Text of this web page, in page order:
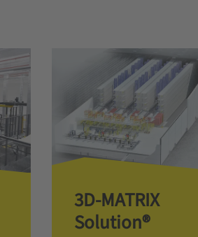
3D-MATRIX
Solution®